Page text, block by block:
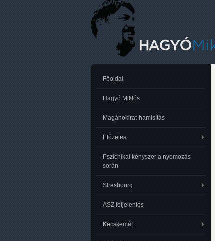
Főoldal
Hagyó Miklós
Magánokirat-hamisítás
Előzetes
Pszichikai kényszer a nyomozás
során
Strasbourg
ÁSZ feljelentés
Kecskemét